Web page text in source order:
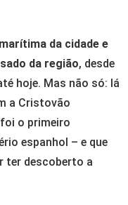
da cidade e
da região, desde
hoje. Mas não só: lá
a Cristovão
o primeiro
espanhol – e que
ter descoberto a